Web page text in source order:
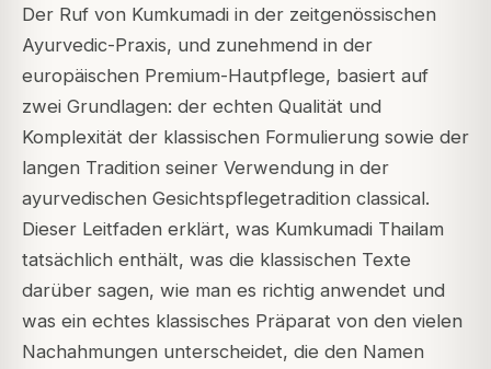
Der Ruf von Kumkumadi in der zeitgenössischen
Ayurvedic-Praxis, und zunehmend in der
europäischen Premium-Hautpflege, basiert auf
zwei Grundlagen: der echten Qualität und
Komplexität der klassischen Formulierung sowie der
langen Tradition seiner Verwendung in der
ayurvedischen Gesichtspflegetradition classical.
Dieser Leitfaden erklärt, was Kumkumadi Thailam
tatsächlich enthält, was die klassischen Texte
darüber sagen, wie man es richtig anwendet und
was ein echtes klassisches Präparat von den vielen
Nachahmungen unterscheidet, die den Namen